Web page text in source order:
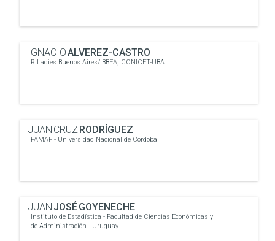
IGNACIOALVEREZ-CASTRO
R Ladies Buenos Aires/IBBEA, CONICET-UBA
JUAN CRUZRODRÍGUEZ
FAMAF - Universidad Nacional de Córdoba
JUAN JOSÉ GOYENECHE
Instituto de Estadística - Facultad de Ciencias Económicas y
de Administración - Uruguay